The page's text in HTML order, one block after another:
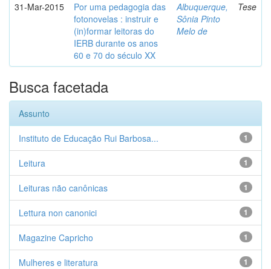
31-Mar-2015
Por uma pedagogia das
fotonovelas : instruir e
(in)formar leitoras do
IERB durante os anos
60 e 70 do século XX
Albuquerque,
Sônia Pinto
Melo de
Tese
Busca facetada
Assunto
1
Instituto de Educação Rui Barbosa...
1
Leitura
1
Leituras não canônicas
1
Lettura non canonici
1
Magazine Capricho
1
Mulheres e literatura